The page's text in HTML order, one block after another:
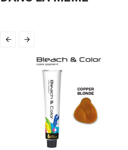
 